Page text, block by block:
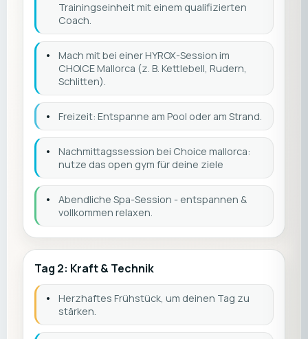
Trainingseinheit mit einem qualifizierten
Coach.
•
Mach mit bei einer HYROX-Session im
CHOICE Mallorca (z. B. Kettlebell, Rudern,
Schlitten).
• Freizeit: Entspanne am Pool oder am Strand.
•
Nachmittagssession bei Choice mallorca:
nutze das open gym für deine ziele
•
Abendliche Spa-Session - entspannen &
vollkommen relaxen.
Tag 2: Kraft & Technik
•
Herzhaftes Frühstück, um deinen Tag zu
stärken.